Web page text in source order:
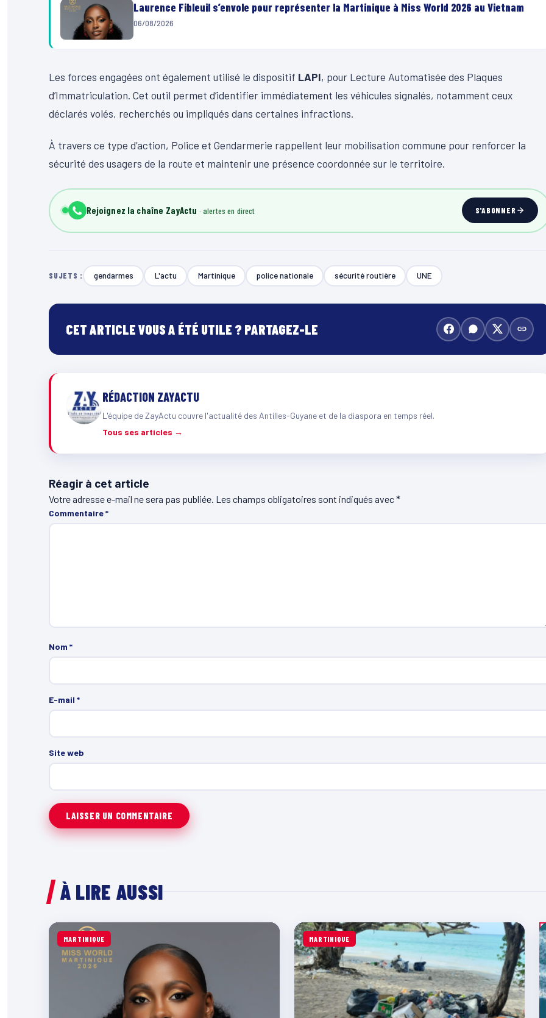
Laurence Fibleuil s’envole pour représenter la Martinique à Miss World 2026 au Vietnam
06/08/2026
Les forces engagées ont également utilisé le dispositif LAPI, pour Lecture Automatisée des Plaques
d’Immatriculation. Cet outil permet d’identifier immédiatement les véhicules signalés, notamment ceux
déclarés volés, recherchés ou impliqués dans certaines infractions.
À travers ce type d’action, Police et Gendarmerie rappellent leur mobilisation commune pour renforcer la
sécurité des usagers de la route et maintenir une présence coordonnée sur le territoire.
Rejoignez la chaîne ZayActu S'ABONNER
SUJETS : gendarmes L'actu Martinique police nationale sécurité routière UNE
CET ARTICLE VOUS A ÉTÉ UTILE ? PARTAGEZ-LE
RÉDACTION ZAYACTU
L'équipe de ZayActu couvre l'actualité des Antilles-Guyane et de la diaspora en temps réel.
Tous ses articles →
Réagir à cet article
Votre adresse e-mail ne sera pas publiée. Les champs obligatoires sont indiqués avec*
Commentaire*
Nom *
E-mail *
Site web
À LIRE AUSSI
MARTINIQUE MARTINIQUE